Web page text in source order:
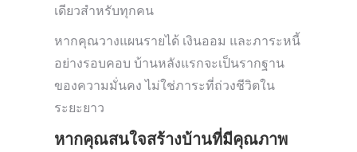
เดียวสำหรับทุกคน
หากคุณวางแผนรายได้ เงินออม และภาระหนี้
อย่างรอบคอบ บ้านหลังแรกจะเป็นรากฐาน
ของความมั่นคง ไม่ใช่ภาระที่ถ่วงชีวิตใน
ระยะยาว
หากคุณสนใจสร้างบ้านที่มีคุณภาพ